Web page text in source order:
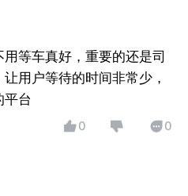
等车真好，重要的还是司
用户等待的时间非常少，
平台
0 0